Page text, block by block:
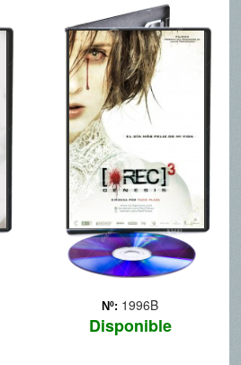
Nº: 1996B
Disponible
REC 3